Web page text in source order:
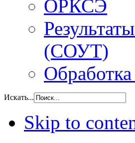
ОРКСЭ
(СОУТ)
Искать...
Skip to